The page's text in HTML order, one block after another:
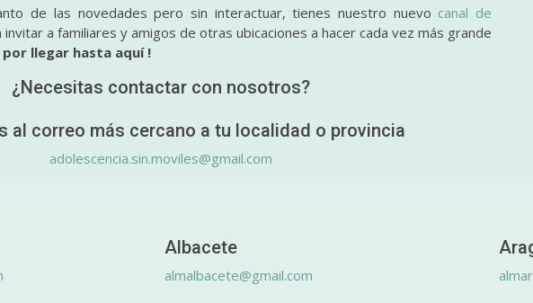
de las novedades pero sin interactuar, tienes nuestro nuevo canal de
a familiares y amigos de otras ubicaciones a hacer cada vez más grande
por llegar hasta aquí !
¿Necesitas contactar con nosotros?
al correo más cercano a tu localidad o provincia
adolescencia.sin.moviles@gmail.com
Albacete
almalbacete@gmail.com